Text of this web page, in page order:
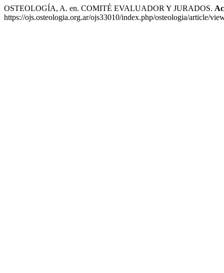
OSTEOLOGÍA, A. en. COMITÉ EVALUADOR Y JURADOS.
https://ojs.osteologia.org.ar/ojs33010/index.php/osteologia/article/